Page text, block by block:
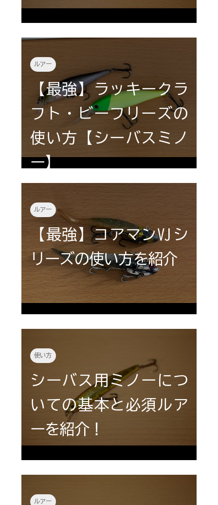
ルアー
【最強】ラッキークラ
フト・ビーフリーズの
使い方【シーバスミノ
ー】
ルアー
【最強】コアマンVJシ
リーズの使い方を紹介
使い方
シーバス用ミノーにつ
いての基本と必須ルア
ーを紹介！
ルアー